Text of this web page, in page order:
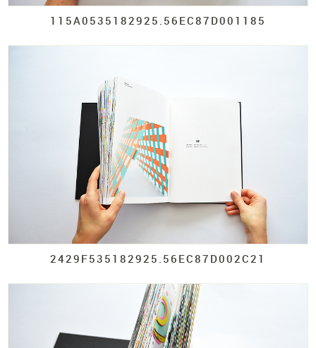
115A0535182925. 56EC87D001185
2429F535182925. 56EC87D002C21